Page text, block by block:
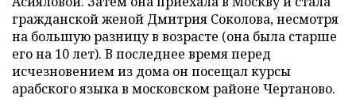
гражданской женой Дмитрия Соколова, несмотря
на большую разницу в возрасте (она была старше
его на 10 лет). В последнее время перед
исчезновением из дома он посещал курсы
арабского языка в московском районе Чертаново.